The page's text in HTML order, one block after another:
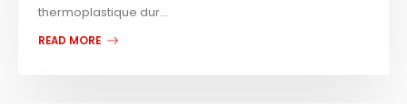
thermoplastique dur...
READ MORE